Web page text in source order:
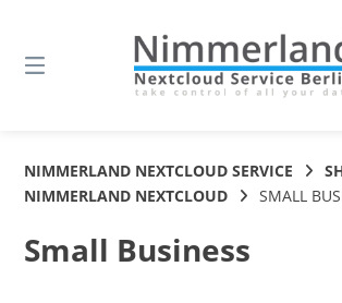
Inhalt
NIMMERLAND NEXTCLOUD SERVICE
NIMMERLAND NEXTCLOUD
SMALL
Small Business